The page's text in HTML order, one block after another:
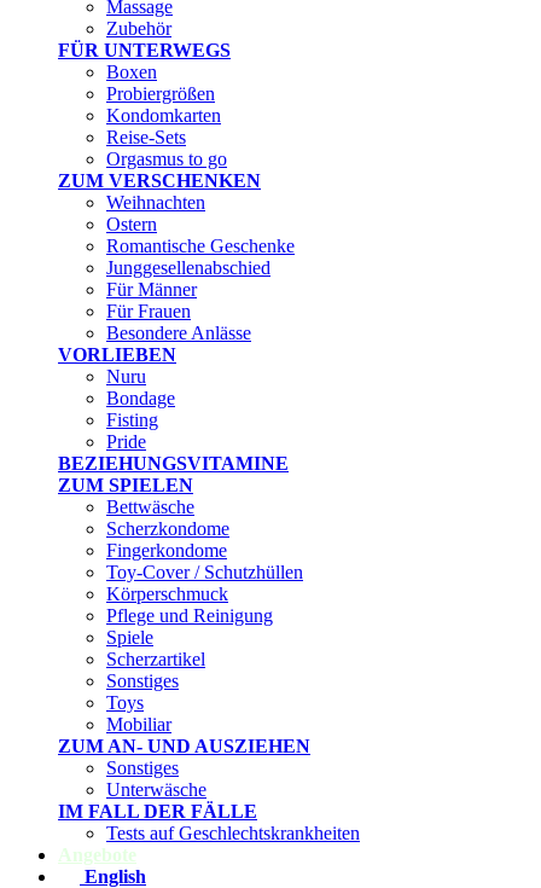
Massage
Zubehör
FÜR UNTERWEGS
Boxen
Probiergrößen
Kondomkarten
Reise-Sets
Orgasmus to go
ZUM VERSCHENKEN
Weihnachten
Ostern
Romantische Geschenke
Junggesellenabschied
Für Männer
Für Frauen
Besondere Anlässe
VORLIEBEN
Nuru
Bondage
Fisting
Pride
BEZIEHUNGSVITAMINE
ZUM SPIELEN
Bettwäsche
Scherzkondome
Fingerkondome
Toy-Cover / Schutzhüllen
Körperschmuck
Pflege und Reinigung
Spiele
Scherzartikel
Sonstiges
Toys
Mobiliar
ZUM AN- UND AUSZIEHEN
Sonstiges
Unterwäsche
IM FALL DER FÄLLE
Tests auf Geschlechtskrankheiten
Angebote
English